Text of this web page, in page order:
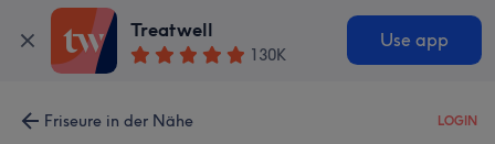
Treatwell
130K
Use app
Friseure in der Nähe LOGIN